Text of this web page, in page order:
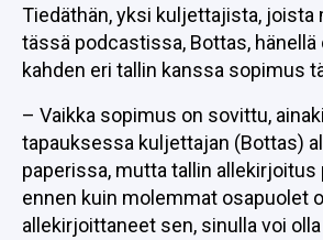
Tiedäthän, yksi kuljettajista, joista
tässä podcastissa, Bottas, hänellä
kahden eri tallin kanssa sopimus
– Vaikka sopimus on sovittu,
tapauksessa kuljettajan (Bottas)
paperissa, mutta tallin allekirjoitus
ennen kuin molemmat osapuolet
allekirjoittaneet sen, sinulla voi